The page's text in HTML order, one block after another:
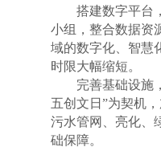
搭建数字平台，
小组，整合数据资
域的数字化、智慧
时限大幅缩短。
完善基础设施，
五创文日”为契机
污水管网、亮化、
础保障。